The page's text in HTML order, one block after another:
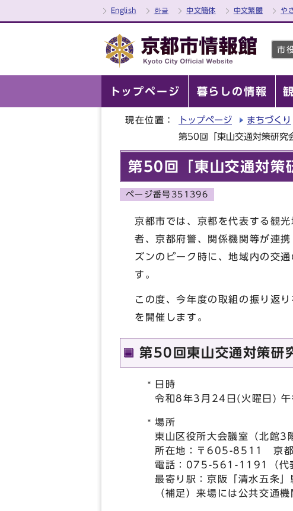
English 한글 中文簡体 中文繁體 や
市
トップページ 暮らしの情報
現在位置： トップページ まちづくり
第50回「東山交通対策研究
第50回「東山交通対策
ページ番号351396
京都市では、京都を代表する観
者、京都府警、関係機関等が連
ズンのピーク時に、地域内の交
す。
この度、今年度の取組の振り返
を開催します。
第50回東山交通対策
日時
令和8年3月24日(火曜日) 午
場所
東山区役所大会議室（北館3
所在地：〒605-8511 京都
電話：075-561-1191（代
最寄り駅：京阪「清水五条
（補足）来場には公共交通